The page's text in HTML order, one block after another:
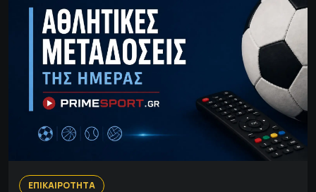
ΕΠΙΚΑΙΡΟΤΗΤΑ